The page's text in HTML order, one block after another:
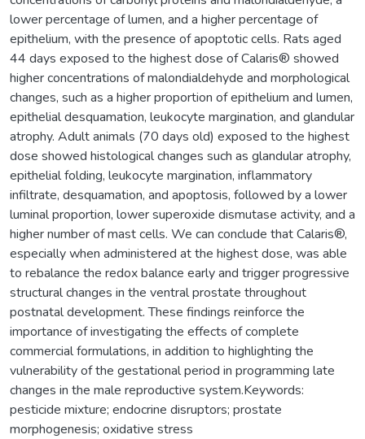
lower percentage of lumen, and a higher percentage of
epithelium, with the presence of apoptotic cells. Rats aged
44 days exposed to the highest dose of Calaris® showed
higher concentrations of malondialdehyde and morphological
changes, such as a higher proportion of epithelium and lumen,
epithelial desquamation, leukocyte margination, and glandular
atrophy. Adult animals (70 days old) exposed to the highest
dose showed histological changes such as glandular atrophy,
epithelial folding, leukocyte margination, inflammatory
infiltrate, desquamation, and apoptosis, followed by a lower
luminal proportion, lower superoxide dismutase activity, and a
higher number of mast cells. We can conclude that Calaris®,
especially when administered at the highest dose, was able
to rebalance the redox balance early and trigger progressive
structural changes in the ventral prostate throughout
postnatal development. These findings reinforce the
importance of investigating the effects of complete
commercial formulations, in addition to highlighting the
vulnerability of the gestational period in programming late
changes in the male reproductive system.Keywords:
pesticide mixture; endocrine disruptors; prostate
morphogenesis; oxidative stress